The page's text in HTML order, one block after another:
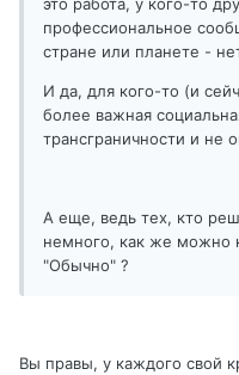
это работа, у кого-то
профессиональное
стране или планете -
И да, для кого-то (и
более важная
трансграничности и не
А еще, ведь тех, кто
немного, как же можно
"Обычно" ?
Вы правы, у каждого свой